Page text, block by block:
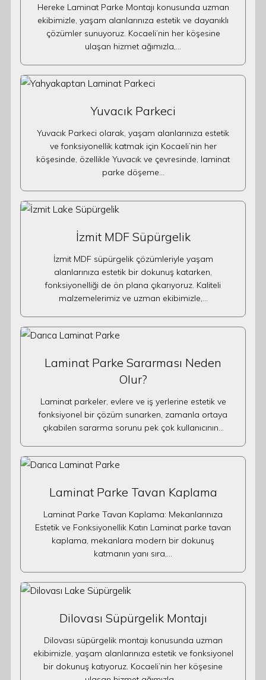
Hereke Laminat Parke Montajı konusunda uzman
ekibimizle, yaşam alanlarınıza estetik ve dayanıklı
çözümler sunuyoruz. Kocaeli’nin her köşesine
ulaşan hizmet ağımızla,…
Yuvacık Parkeci
Yuvacık Parkeci olarak, yaşam alanlarınıza estetik
ve fonksiyonellik katmak için Kocaeli’nin her
köşesinde, özellikle Yuvacık ve çevresinde, laminat
parke döşeme…
İzmit MDF Süpürgelik
İzmit MDF süpürgelik çözümleriyle yaşam
alanlarınıza estetik bir dokunuş katarken,
fonksiyonelliği de ön plana çıkarıyoruz. Kaliteli
malzemelerimiz ve uzman ekibimizle,…
Laminat Parke Sararması Neden
Olur?
Laminat parkeler, evlere ve iş yerlerine estetik ve
fonksiyonel bir çözüm sunarken, zamanla ortaya
çıkabilen sararma sorunu pek çok kullanıcının…
Laminat Parke Tavan Kaplama
Laminat Parke Tavan Kaplama: Mekanlarınıza
Estetik ve Fonksiyonellik Katın Laminat parke tavan
kaplama, mekanlara modern bir dokunuş
katmanın yanı sıra,…
Dilovası Süpürgelik Montajı
Dilovası süpürgelik montajı konusunda uzman
ekibimizle, yaşam alanlarınıza estetik ve fonksiyonel
bir dokunuş katıyoruz. Kocaeli’nin her köşesine